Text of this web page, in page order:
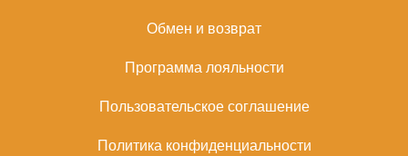
Обмен и возврат
Программа лояльности
Пользовательское соглашение
Политика конфиденциальности